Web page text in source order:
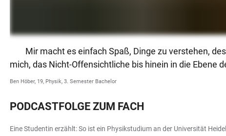
Mir macht es einfach Spaß, Dinge zu verstehen,
mich, das Nicht-Offensichtliche bis hinein in die Ebene
Ben Höber, 19, Physik, 3. Semester Bachelor
PODCASTFOLGE ZUM FACH
Eine Studentin erzählt: So ist ein Physikstudium an der Universität